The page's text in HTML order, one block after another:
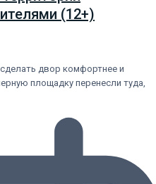
(12+)
двор комфортнее и
площадку перенесли туда,